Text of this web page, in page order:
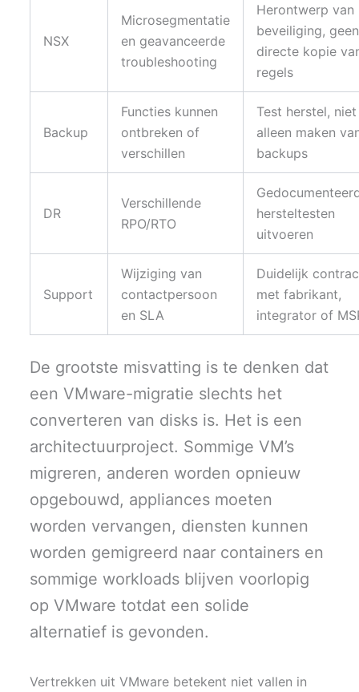
NSX
Microsegmentatie
en geavanceerde
troubleshooting
Herontwerp van
beveiliging, geen
directe kopie
regels
Backup
Functies kunnen
ontbreken of
verschillen
Test herstel, niet
alleen maken
backups
DR
Verschillende
RPO/RTO
hersteltesten
uitvoeren
Support
Wijziging van
contactpersoon
en SLA
Duidelijk
met fabrikant,
integrator of
De grootste misvatting is te denken dat
een VMware-migratie slechts het
converteren van disks is. Het is een
architectuurproject. Sommige VM’s
migreren, anderen worden opnieuw
opgebouwd, appliances moeten
worden vervangen, diensten kunnen
worden gemigreerd naar containers en
sommige workloads blijven voorlopig
op VMware totdat een solide
alternatief is gevonden.
Vertrekken uit VMware betekent niet vallen in